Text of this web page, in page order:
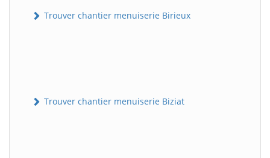
Trouver chantier menuiserie Birieux
Trouver chantier menuiserie Biziat